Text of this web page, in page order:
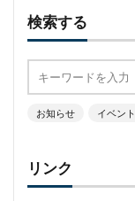
検索する
お知らせ イベント
リンク